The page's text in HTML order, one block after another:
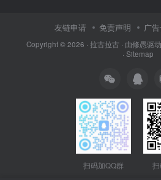
友链申请 免责声明 广
Copyright © 2026 · 拉古拉古 · 由修愚驱动.
· Sitemap
扫码加QQ群